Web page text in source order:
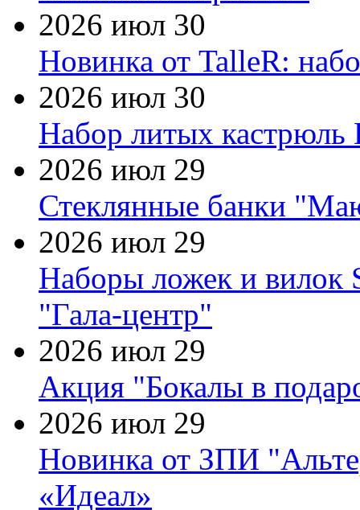
2026 июл 30
Новинка от TalleR:
2026 июл 30
Набор литых кастрюль
2026 июл 29
Стеклянные банки
2026 июл 29
Наборы ложек и вилок
"Гала-центр"
2026 июл 29
Акция "Бокалы в
2026 июл 29
Новинка от ЗПИ
«Идеал»